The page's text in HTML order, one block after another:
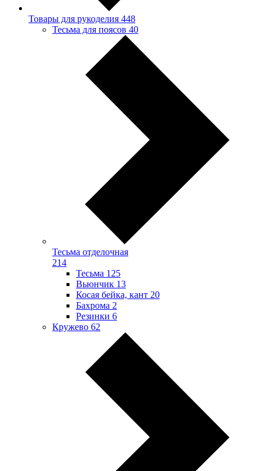
Товары для рукоделия 448
Тесьма для поясов 40
Тесьма отделочная
214
Тесьма 125
Вьюнчик 13
Косая бейка, кант 20
Бахрома 2
Резинки 6
Кружево 62